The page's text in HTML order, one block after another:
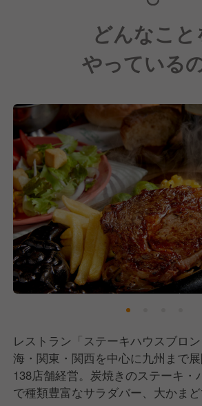
どんなこと
やっている
レストラン「ステーキハウスブロ
海・関東・関西を中心に九州まで
138店舗経営。炭焼きのステーキ・
で種類豊富なサラダバー、大かま